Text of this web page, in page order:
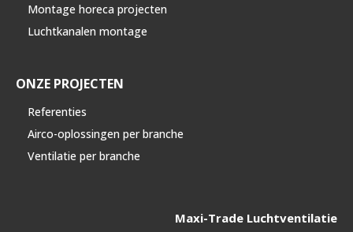
Montage horeca projecten
Luchtkanalen montage
ONZE PROJECTEN
Referenties
Airco-oplossingen per branche
Ventilatie per branche
Maxi-Trade Luchtventilatie